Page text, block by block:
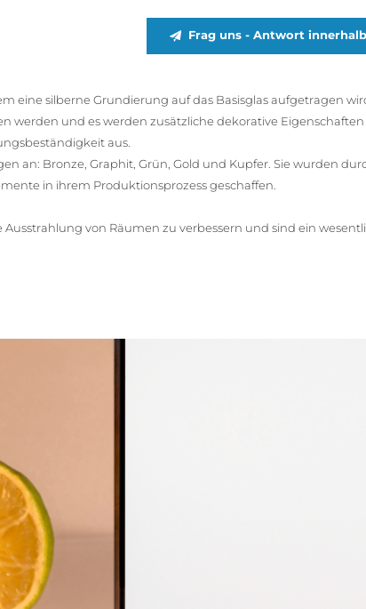
Frag uns - Antwort
eine silberne Grundierung auf das Basisglas aufgetragen
werden und es werden zusätzliche dekorative Eigenschaften
aus.
an: Bronze, Graphit, Grün, Gold und Kupfer. Sie wurden
in ihrem Produktionsprozess geschaffen.
von Räumen zu verbessern und sind ein